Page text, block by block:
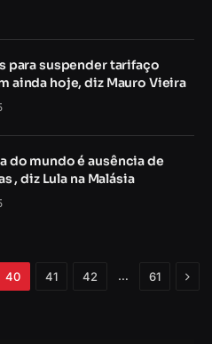
para suspender tarifaço
ainda hoje, diz Mauro Vieira
do mundo é ausência de
, diz Lula na Malásia
40 41 42 … 61